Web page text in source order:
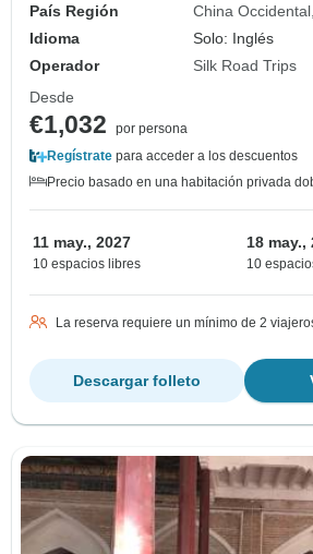
País Región
China Occidental
Idioma
Solo: Inglés
Operador
Silk Road Trips
Desde
€1,032
por persona
Regístrate para acceder a los descuentos
Precio basado en una habitación privada
11 may., 2027
10 espacios libres
18 may.,
10
La reserva requiere un mínimo de 2
Descargar folleto